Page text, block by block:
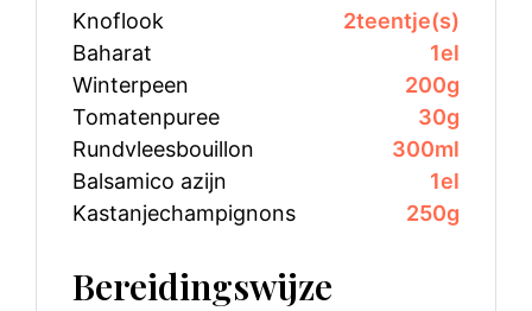
Knoflook
2teentje(s)
Baharat
1el
Winterpeen
200g
Tomatenpuree
30g
Rundvleesbouillon
300ml
Balsamico azijn
1el
Kastanjechampignons
250g
Bereidingswijze